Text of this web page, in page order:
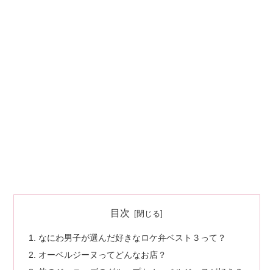
目次
なにわ男子が選んだ好きなロケ弁ベスト３って？
オーベルジーヌってどんなお店？